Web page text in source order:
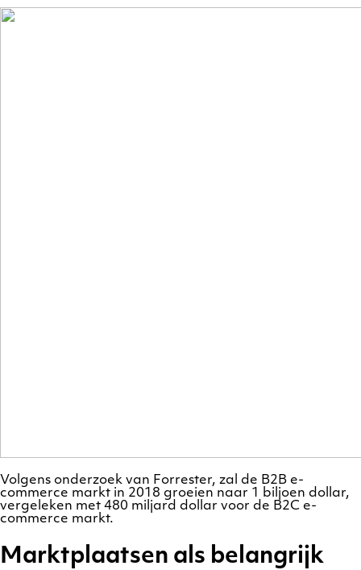
Volgens onderzoek van Forrester, zal de B2B e-
commerce markt in 2018 groeien naar 1 biljoen dollar,
vergeleken met 480 miljard dollar voor de B2C e-
commerce markt.
Marktplaatsen als belangrijk